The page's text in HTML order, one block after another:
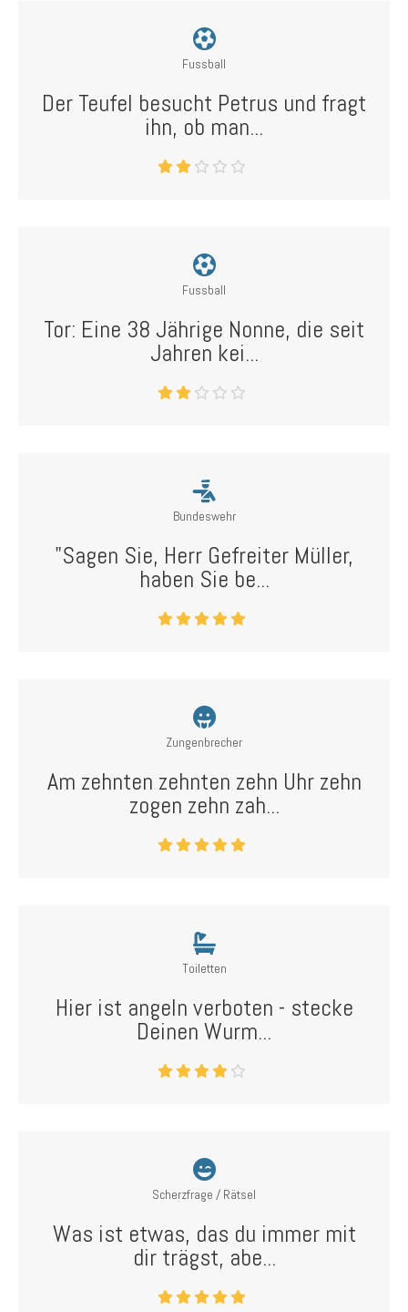
Fussball
Der Teufel besucht Petrus und fragt
ihn, ob man...
Fussball
Tor: Eine 38 Jährige Nonne, die seit
Jahren kei...
Bundeswehr
"Sagen Sie, Herr Gefreiter Müller,
haben Sie be...
Zungenbrecher
Am zehnten zehnten zehn Uhr zehn
zogen zehn zah...
Toiletten
Hier ist angeln verboten - stecke
Deinen Wurm...
Scherzfrage / Rätsel
Was ist etwas, das du immer mit
dir trägst, abe...